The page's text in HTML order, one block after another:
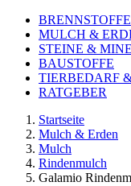
BRENNSTOFFE
MULCH &
STEINE &
BAUSTOFFE
TIERBEDARF
RATGEBER
Startseite
Mulch & Erden
Mulch
Rindenmulch
Galamio